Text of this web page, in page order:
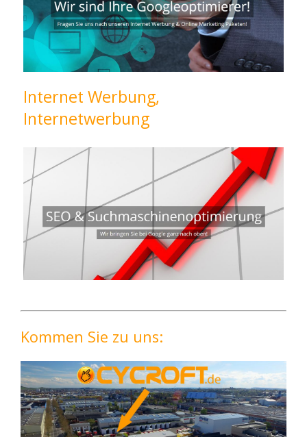
Internet Werbung,
Internetwerbung
Kommen Sie zu uns: